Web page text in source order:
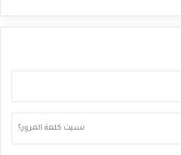
نسيت كلمة المرور؟